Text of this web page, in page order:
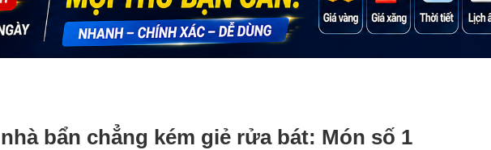
bẩn chẳng kém giẻ rửa bát: Món số 1